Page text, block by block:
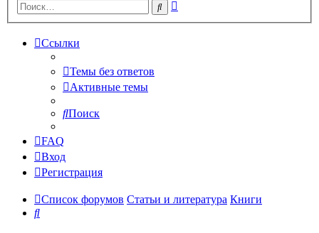
Поиск
Ссылки
Темы без ответов
Активные темы
Поиск
FAQ
Вход
Регистрация
Список форумов Статьи и литература Книги
Поиск